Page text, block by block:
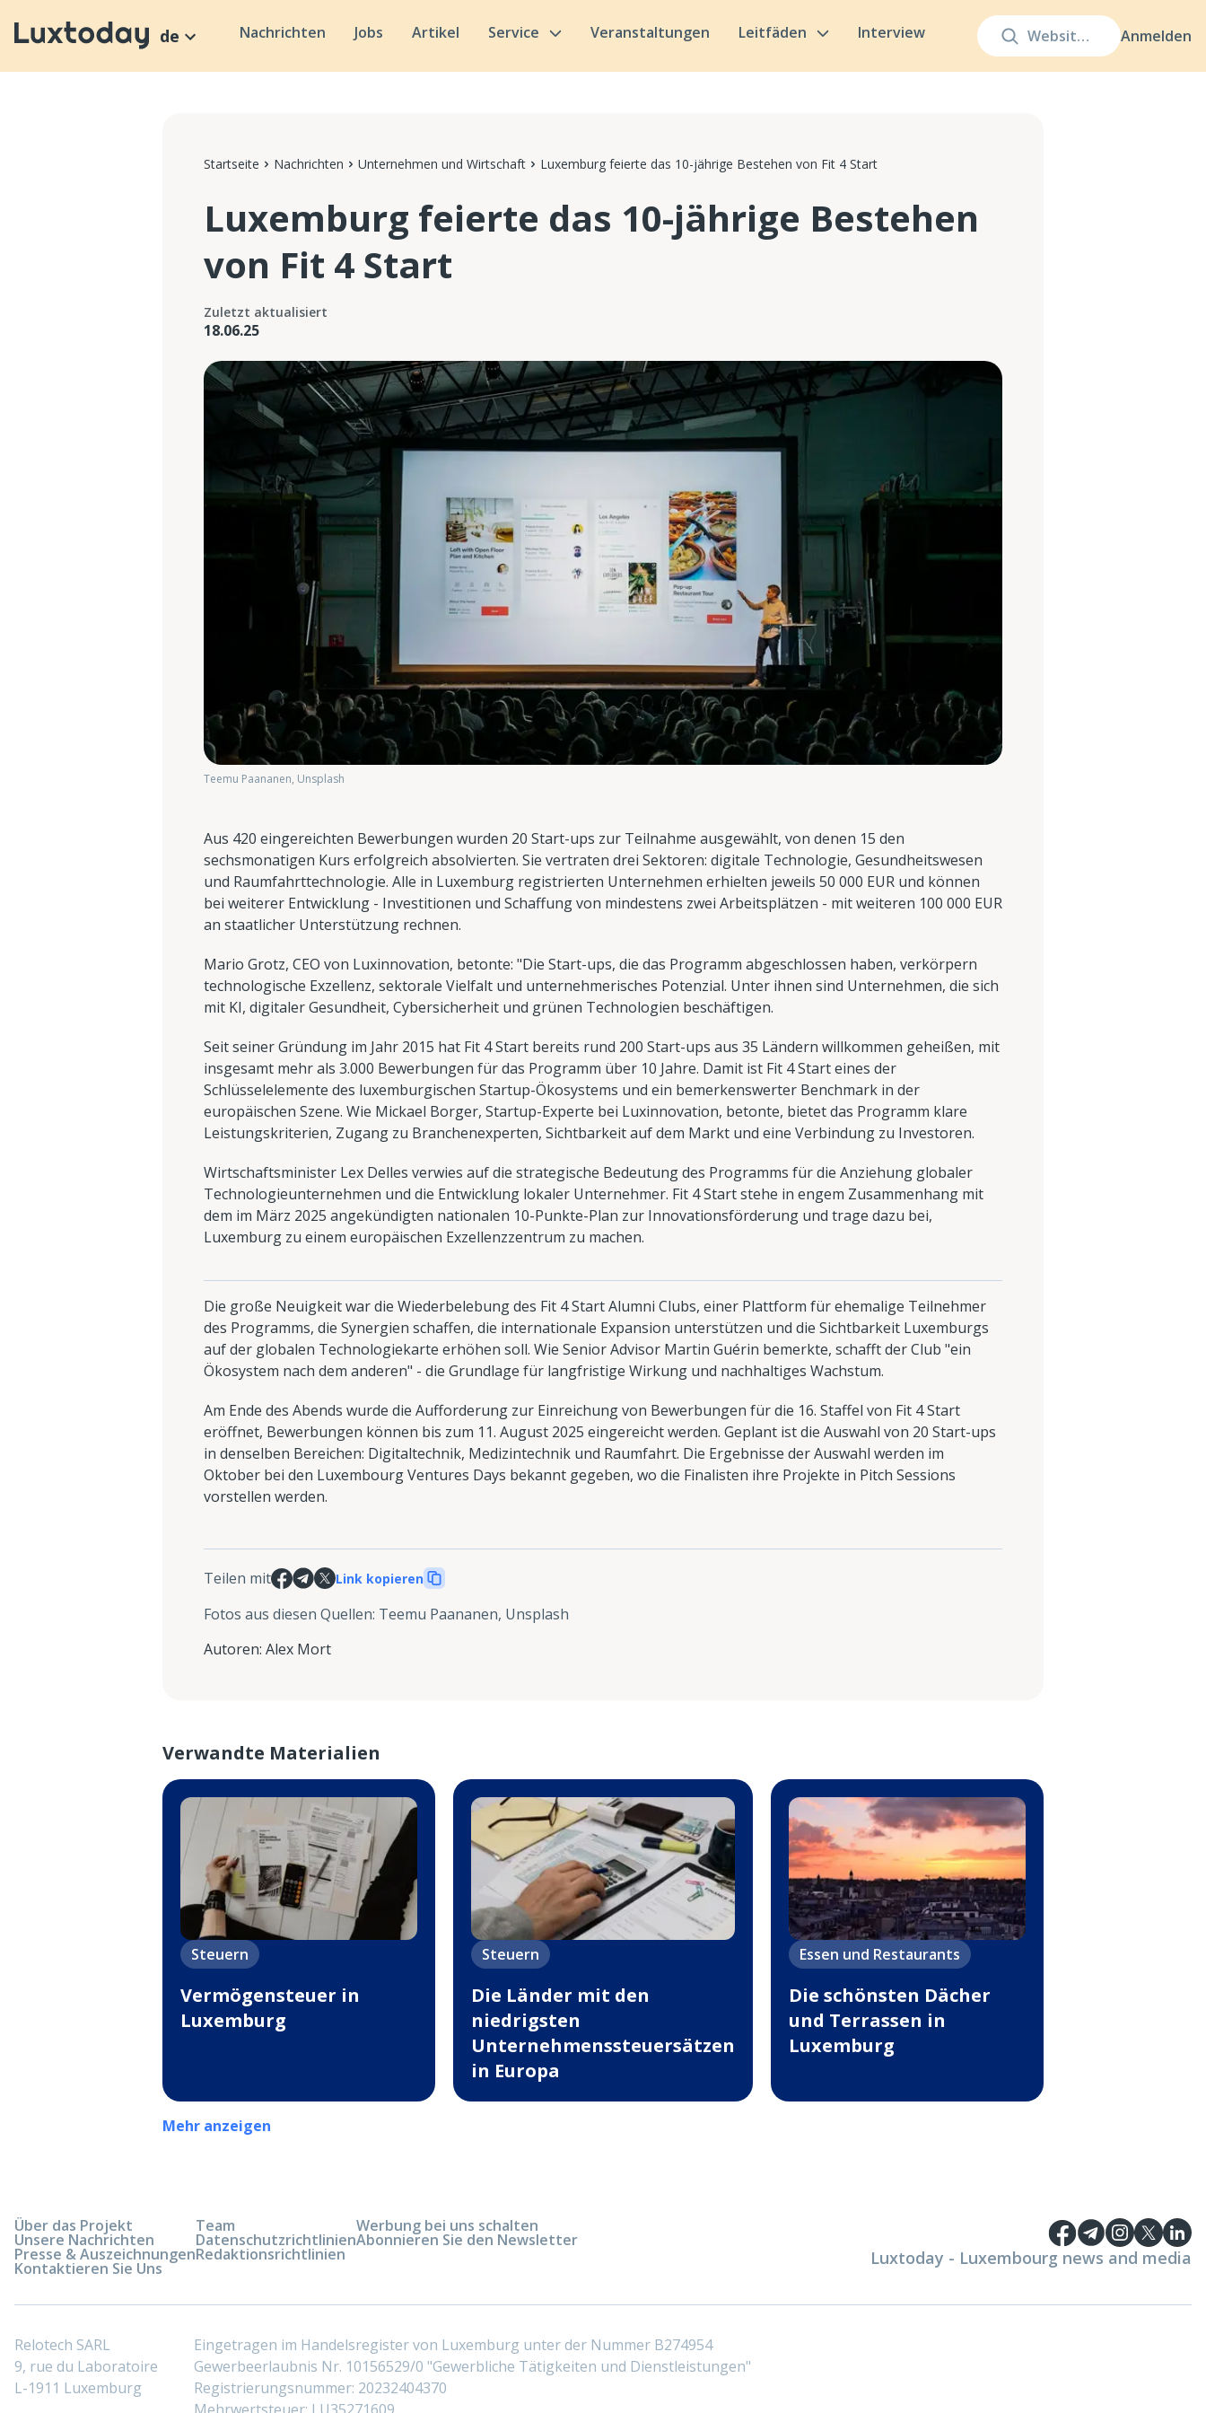
Anmelden
de Nachrichten Jobs Artikel Service Veranstaltungen Leitfäden Interview
Startseite Nachrichten Unternehmen und Wirtschaft Luxemburg feierte das 10-jährige Bestehen von Fit 4 Start
Luxemburg feierte das 10-jährige Bestehen
von Fit 4 Start
Zuletzt aktualisiert
18.06.25
Teemu Paananen, Unsplash
Aus 420 eingereichten Bewerbungen wurden 20 Start-ups zur Teilnahme ausgewählt, von denen 15 den
sechsmonatigen Kurs erfolgreich absolvierten. Sie vertraten drei Sektoren: digitale Technologie, Gesundheitswesen
und Raumfahrttechnologie. Alle in Luxemburg registrierten Unternehmen erhielten jeweils 50 000 EUR und können
bei weiterer Entwicklung - Investitionen und Schaffung von mindestens zwei Arbeitsplätzen - mit weiteren 100 000 EUR
an staatlicher Unterstützung rechnen.
Mario Grotz, CEO von Luxinnovation, betonte: "Die Start-ups, die das Programm abgeschlossen haben, verkörpern
technologische Exzellenz, sektorale Vielfalt und unternehmerisches Potenzial. Unter ihnen sind Unternehmen, die sich
mit KI, digitaler Gesundheit, Cybersicherheit und grünen Technologien beschäftigen.
Seit seiner Gründung im Jahr 2015 hat Fit 4 Start bereits rund 200 Start-ups aus 35 Ländern willkommen geheißen, mit
insgesamt mehr als 3.000 Bewerbungen für das Programm über 10 Jahre. Damit ist Fit 4 Start eines der
Schlüsselelemente des luxemburgischen Startup-Ökosystems und ein bemerkenswerter Benchmark in der
europäischen Szene. Wie Mickael Borger, Startup-Experte bei Luxinnovation, betonte, bietet das Programm klare
Leistungskriterien, Zugang zu Branchenexperten, Sichtbarkeit auf dem Markt und eine Verbindung zu Investoren.
Wirtschaftsminister Lex Delles verwies auf die strategische Bedeutung des Programms für die Anziehung globaler
Technologieunternehmen und die Entwicklung lokaler Unternehmer. Fit 4 Start stehe in engem Zusammenhang mit
dem im März 2025 angekündigten nationalen 10-Punkte-Plan zur Innovationsförderung und trage dazu bei,
Luxemburg zu einem europäischen Exzellenzzentrum zu machen.
Die große Neuigkeit war die Wiederbelebung des Fit 4 Start Alumni Clubs, einer Plattform für ehemalige Teilnehmer
des Programms, die Synergien schaffen, die internationale Expansion unterstützen und die Sichtbarkeit Luxemburgs
auf der globalen Technologiekarte erhöhen soll. Wie Senior Advisor Martin Guérin bemerkte, schafft der Club "ein
Ökosystem nach dem anderen" - die Grundlage für langfristige Wirkung und nachhaltiges Wachstum.
Am Ende des Abends wurde die Aufforderung zur Einreichung von Bewerbungen für die 16. Staffel von Fit 4 Start
eröffnet, Bewerbungen können bis zum 11. August 2025 eingereicht werden. Geplant ist die Auswahl von 20 Start-ups
in denselben Bereichen: Digitaltechnik, Medizintechnik und Raumfahrt. Die Ergebnisse der Auswahl werden im
Oktober bei den Luxembourg Ventures Days bekannt gegeben, wo die Finalisten ihre Projekte in Pitch Sessions
vorstellen werden.
Teilen mit Link kopieren
Fotos aus diesen Quellen: Teemu Paananen, Unsplash
Autoren: Alex Mort
Verwandte Materialien
Steuern
Vermögensteuer in
Luxemburg
Steuern
Die Länder mit den
niedrigsten
Unternehmenssteuersätzen
in Europa
Essen und Restaurants
Die schönsten Dächer
und Terrassen in
Luxemburg
Mehr anzeigen
Über das Projekt
Unsere Nachrichten
Presse & Auszeichnungen
Kontaktieren Sie Uns
Team
Datenschutzrichtlinien
Redaktionsrichtlinien
Werbung bei uns schalten
Abonnieren Sie den Newsletter
Luxtoday - Luxembourg news and media
Relotech SARL
9, rue du Laboratoire
L-1911 Luxemburg
Eingetragen im Handelsregister von Luxemburg unter der Nummer B274954
Gewerbeerlaubnis Nr. 10156529/0 "Gewerbliche Tätigkeiten und Dienstleistungen"
Registrierungsnummer: 20232404370